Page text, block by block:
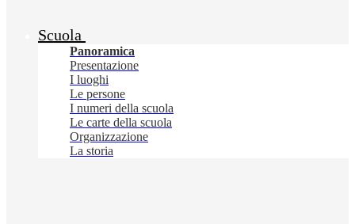
Scuola
Panoramica
Presentazione
I luoghi
Le persone
I numeri della scuola
Le carte della scuola
Organizzazione
La storia